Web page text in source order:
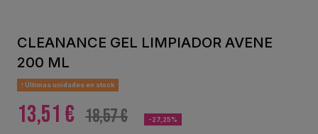
CLEANANCE GEL LIMPIADOR AVENE
200 ML
Últimas unidades en stock
13,51 € 18,57 € -27,25%